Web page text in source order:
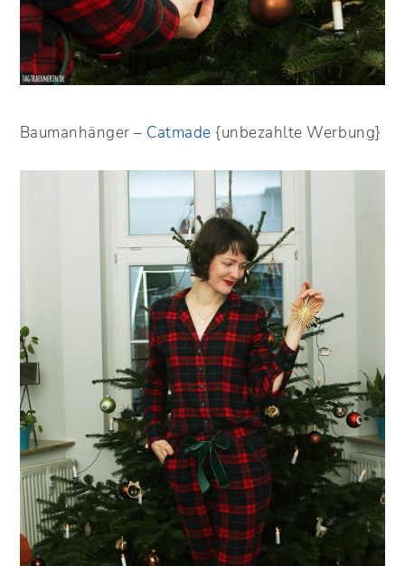
Baumanhänger – Catmade {unbezahlte Werbung}